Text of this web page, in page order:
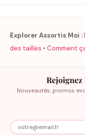
Explorer Assortis Moi :
des tailles • Comment
Nouveautés, promos